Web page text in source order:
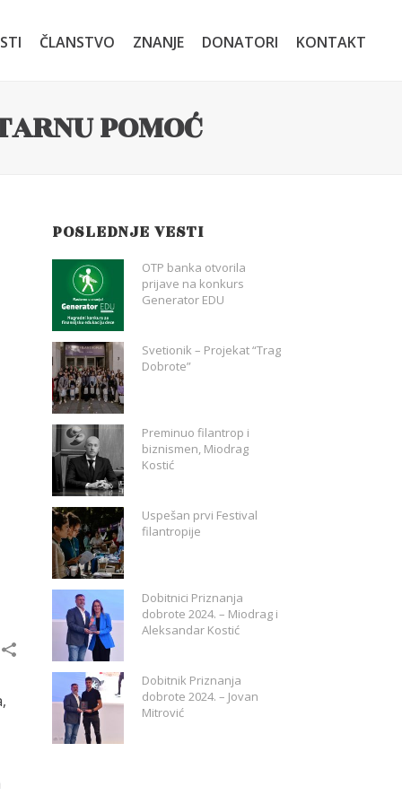
ČLANSTVO ZNANJE DONATORI KONTAKT
POMOĆ
POSLEDNJE VESTI
OTP banka otvorila
prijave na konkurs
Generator EDU
Svetionik – Projekat “Trag
Dobrote”
Preminuo filantrop i
biznismen, Miodrag
Kostić
Uspešan prvi Festival
filantropije
Dobitnici Priznanja
dobrote 2024. – Miodrag i
Aleksandar Kostić
Dobitnik Priznanja
dobrote 2024. – Jovan
Mitrović